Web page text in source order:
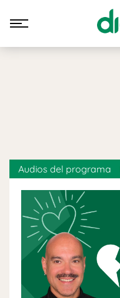
Audios del programa